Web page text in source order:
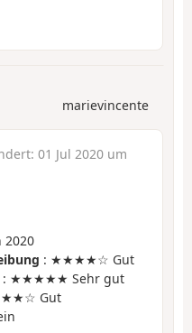
marievincente
01 Jul 2020 um
2020
: ★★★★☆ Gut
: ★★★★★ Sehr gut
Gut